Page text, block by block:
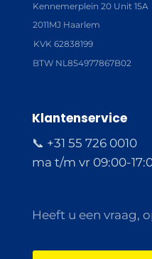
Kennemerplein 20 Unit 15A
2011MJ Haarlem
KVK 62838199
BTW NL854977867B02
Klantenservice
📞 +31 55 726 0010
ma t/m vr 09:00-
Heeft u een vraag,